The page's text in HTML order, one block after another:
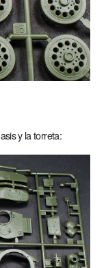
y la torreta: